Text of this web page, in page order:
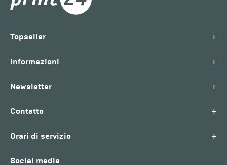
Topseller +
Informazioni +
Newsletter +
Contatto +
Orari di servizio +
Social media